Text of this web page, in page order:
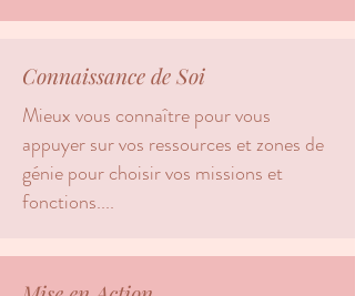
Connaissance de Soi
Mieux vous connaître pour vous
appuyer sur vos ressources et zones de
génie pour choisir vos missions et
fonctions....